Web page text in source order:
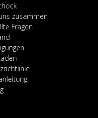
zusammen
Fragen